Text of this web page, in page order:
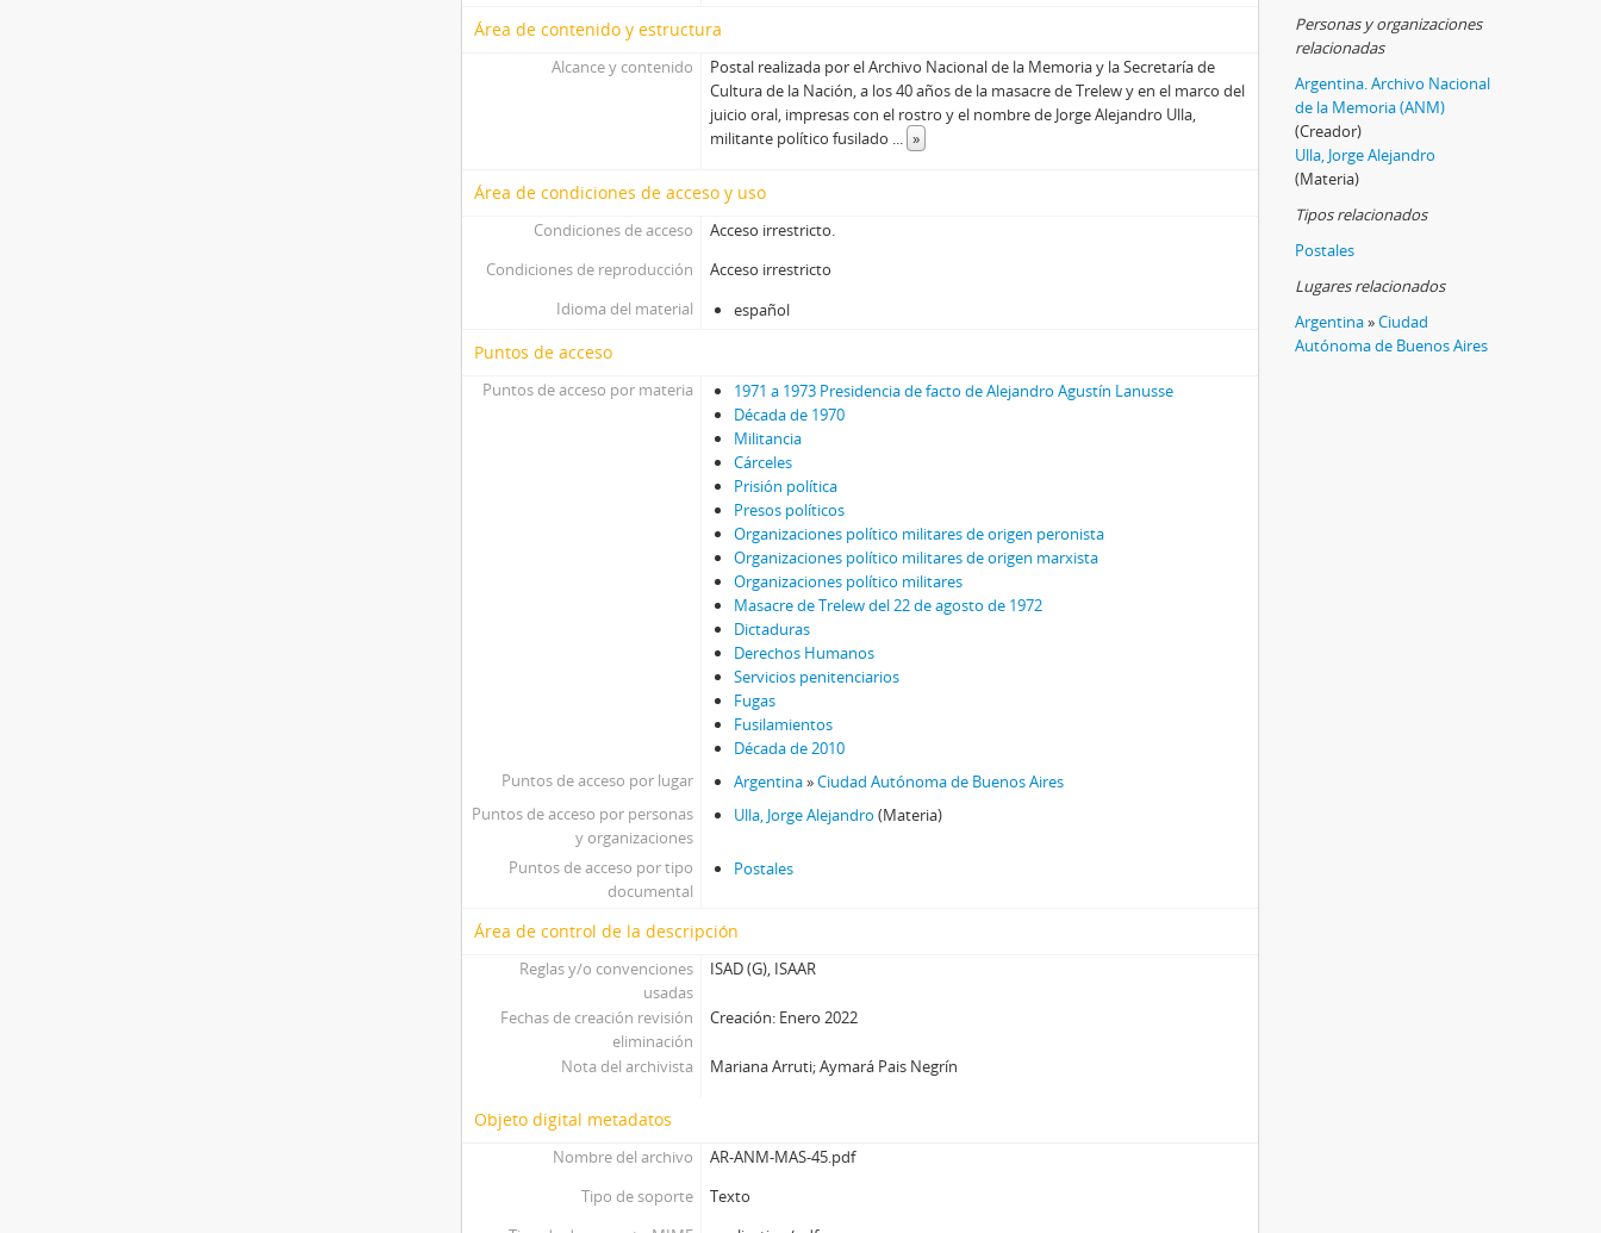
Área de contenido y estructura
Alcance y contenido
Postal realizada por el Archivo Nacional de la Memoria y la Secretaría de
Cultura de la Nación, a los 40 años de la masacre de Trelew y en el marco del
juicio oral, impresas con el rostro y el nombre de Jorge Alejandro Ulla,
militante político fusilado
»
Área de condiciones de acceso y uso
Condiciones de acceso
Acceso irrestricto.
Condiciones de reproducción
Acceso irrestricto
Idioma del material
español
Puntos de acceso
Puntos de acceso por materia
1971 a 1973 Presidencia de facto de Alejandro Agustín Lanusse
Década de 1970
Militancia
Cárceles
Prisión política
Presos políticos
Organizaciones político militares de origen peronista
Organizaciones político militares de origen marxista
Organizaciones político militares
Masacre de Trelew del 22 de agosto de 1972
Dictaduras
Derechos Humanos
Servicios penitenciarios
Fugas
Fusilamientos
Década de 2010
Puntos de acceso por lugar
Argentina»Ciudad Autónoma de Buenos Aires
Puntos de acceso por personas
y organizaciones
Ulla, Jorge Alejandro (Materia)
Puntos de acceso por tipo
documental
Postales
Área de control de la descripción
Reglas y/o convenciones
usadas
ISAD (G), ISAAR
Fechas de creación revisión
eliminación
Creación: Enero 2022
Nota del archivista Mariana Arruti; Aymará Pais Negrín
Objeto digital metadatos
Nombre del archivo
AR-ANM-MAS-45.pdf
Tipo de soporte
Texto
Personas y organizaciones
relacionadas
Argentina. Archivo Nacional
de la Memoria (ANM)
(Creador)
Ulla, Jorge Alejandro
(Materia)
Tipos relacionados
Postales
Lugares relacionados
Argentina»Ciudad
Autónoma de Buenos Aires